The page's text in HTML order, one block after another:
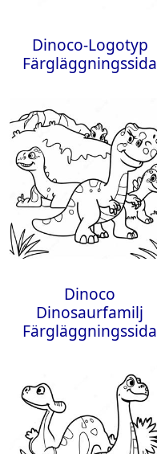
Dinoco-Logotyp
Färgläggningssida
Dinoco
Dinosaurfamilj
Färgläggningssida